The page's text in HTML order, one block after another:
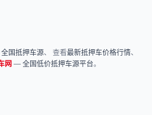
全国抵押车源、 查看最新抵押车价格行情、
网 — 全国低价抵押车源平台。